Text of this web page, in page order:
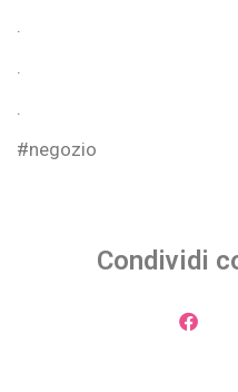
#negozio
Condividi